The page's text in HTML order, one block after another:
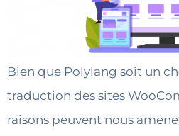
Bien que Polylang soit un
traduction des sites
raisons peuvent nous